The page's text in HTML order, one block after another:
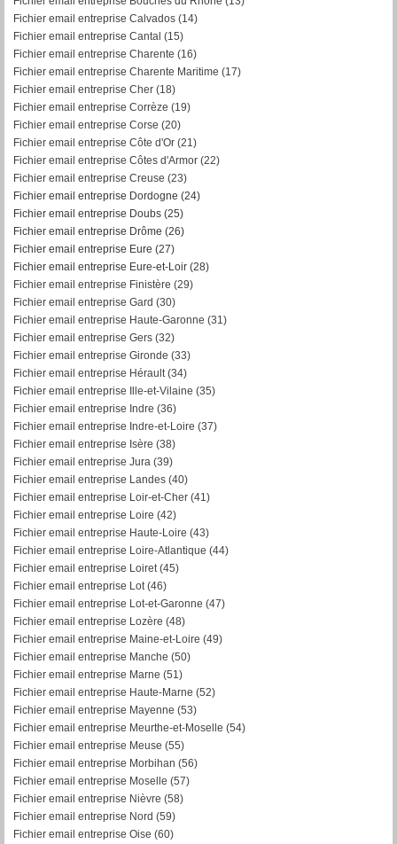
Fichier email entreprise Calvados (14)
Fichier email entreprise Cantal (15)
Fichier email entreprise Charente (16)
Fichier email entreprise Charente Maritime (17)
Fichier email entreprise Cher (18)
Fichier email entreprise Corrèze (19)
Fichier email entreprise Corse (20)
Fichier email entreprise Côte d'Or (21)
Fichier email entreprise Côtes d'Armor (22)
Fichier email entreprise Creuse (23)
Fichier email entreprise Dordogne (24)
Fichier email entreprise Doubs (25)
Fichier email entreprise Drôme (26)
Fichier email entreprise Eure (27)
Fichier email entreprise Eure-et-Loir (28)
Fichier email entreprise Finistère (29)
Fichier email entreprise Gard (30)
Fichier email entreprise Haute-Garonne (31)
Fichier email entreprise Gers (32)
Fichier email entreprise Gironde (33)
Fichier email entreprise Hérault (34)
Fichier email entreprise Ille-et-Vilaine (35)
Fichier email entreprise Indre (36)
Fichier email entreprise Indre-et-Loire (37)
Fichier email entreprise Isère (38)
Fichier email entreprise Jura (39)
Fichier email entreprise Landes (40)
Fichier email entreprise Loir-et-Cher (41)
Fichier email entreprise Loire (42)
Fichier email entreprise Haute-Loire (43)
Fichier email entreprise Loire-Atlantique (44)
Fichier email entreprise Loiret (45)
Fichier email entreprise Lot (46)
Fichier email entreprise Lot-et-Garonne (47)
Fichier email entreprise Lozère (48)
Fichier email entreprise Maine-et-Loire (49)
Fichier email entreprise Manche (50)
Fichier email entreprise Marne (51)
Fichier email entreprise Haute-Marne (52)
Fichier email entreprise Mayenne (53)
Fichier email entreprise Meurthe-et-Moselle (54)
Fichier email entreprise Meuse (55)
Fichier email entreprise Morbihan (56)
Fichier email entreprise Moselle (57)
Fichier email entreprise Nièvre (58)
Fichier email entreprise Nord (59)
Fichier email entreprise Oise (60)